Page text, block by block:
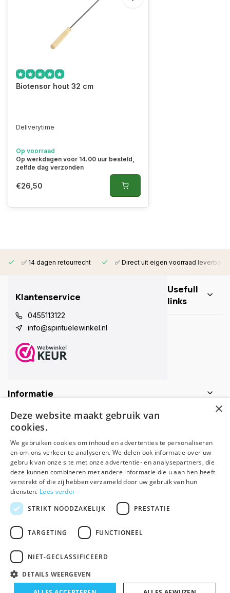
Biotensor hout 32 cm
Deliverytime
Op voorraad
Op werkdagen vóór 14.00 uur besteld,
zelfde dag verzonden
€26,50
✅ 14 dagen retourrecht ✅ Direct uit eigen voorraad leverbaar
Klantenservice
0455113122
info@spirituelewinkel.nl
Usefull
links
Informatie
Contactgegevens
Schijf je nu in voor de nieuwsbrief
Abonneer
×
Deze website maakt gebruik van
cookies.
We gebruiken cookies om inhoud en advertenties te personaliseren
en om ons verkeer te analyseren. We delen ook informatie over uw
gebruik van onze site met onze advertentie- en analysepartners, die
deze kunnen combineren met andere informatie die u aan hen heeft
verstrekt of die zij hebben verzameld door uw gebruik van hun
diensten. Lees verder
STRIKT NOODZAKELIJK
PRESTATIE
TARGETING FUNCTIONEEL
NIET-GECLASSIFICEERD
DETAILS WEERGEVEN